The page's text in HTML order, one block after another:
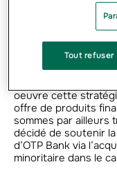
dans les pays
partie d’un grand
Groupama. Notre
quelques 10
région des produits
l’assurance et de
oeuvre cette
offre de produits
sommes par ailleurs
décidé de soutenir
d’OTP Bank via
minoritaire dans le
Tout refuser